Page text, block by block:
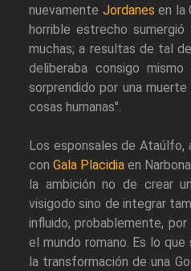
nuevamente Jordanes en la
horrible estrecho sumergió
muchas; a resultas de tal
deliberaba consigo
sorprendido por una
cosas humanas".
Los esponsales de Ataúlfo,
con Gala Placidia en
la ambición no de crear
visigodo sino de integrar
influido, probablemente,
el mundo romano. Es lo
la transformación de una